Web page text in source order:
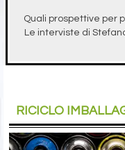
Quali prospettive per
Le interviste di
RICICLO